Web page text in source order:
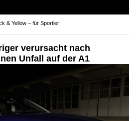
& Yellow – für Sportler
verursacht nach
Unfall auf der A1